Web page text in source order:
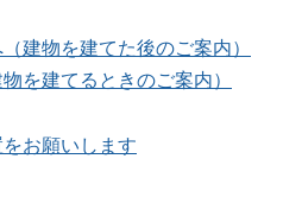
建物を建てた後のご案内）
を建てるときのご案内）
お願いします